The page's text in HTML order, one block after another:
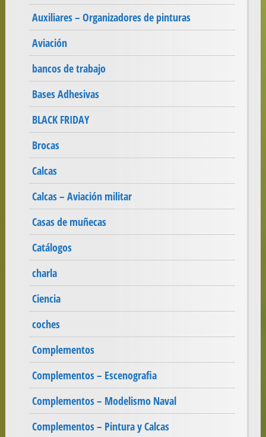
Auxiliares – Organizadores de pinturas
Aviación
bancos de trabajo
Bases Adhesivas
BLACK FRIDAY
Brocas
Calcas
Calcas – Aviación militar
Casas de muñecas
Catálogos
charla
Ciencia
coches
Complementos
Complementos – Escenografia
Complementos – Modelismo Naval
Complementos – Pintura y Calcas